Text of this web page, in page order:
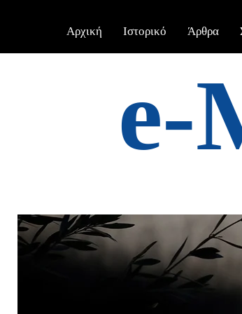
Αρχική Ιστορικό Άρθρα
e-